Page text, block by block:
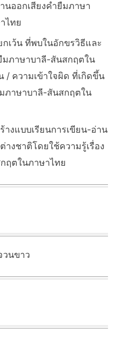
นออกเสียงคำยืมภาษา
ไทย
เว้น ที่พบในอักขรวิธีและ
มภาษาบาลี-สันสกฤตใน
/ ความเข้าใจผิด ที่เกิดขึ้น
ภาษาบาลี-สันสกฤตใน
างแบบเรียนการเขียน-อ่าน
งชาติโดยใช้ความรู้เรื่อง
ฤตในภาษาไทย
วนขาว